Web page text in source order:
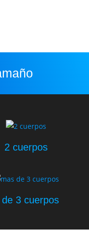
2 cuerpos
de 3 cuerpos